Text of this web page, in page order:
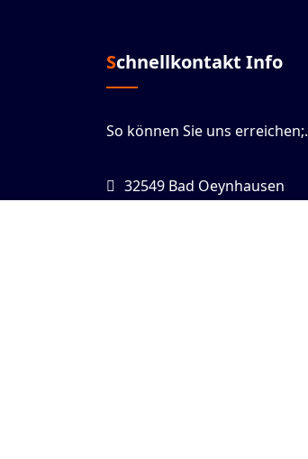
Schnellkontakt Info
So können Sie uns erreichen;.
32549 Bad Oeynhausen
mail@nemaco.de